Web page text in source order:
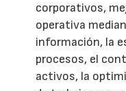
corporativos,
operativa
información, la
procesos, el
activos, la